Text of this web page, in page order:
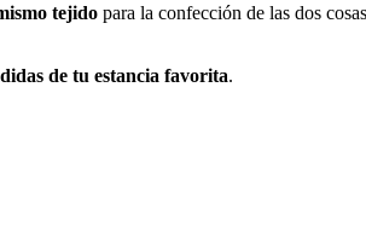
tejido para la confección de las dos
de tu estancia favorita.